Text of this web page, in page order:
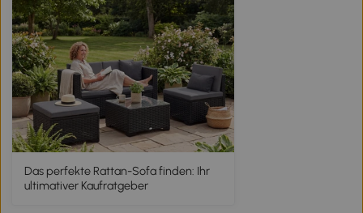
Das perfekte Rattan-Sofa finden: Ihr
ultimativer Kaufratgeber